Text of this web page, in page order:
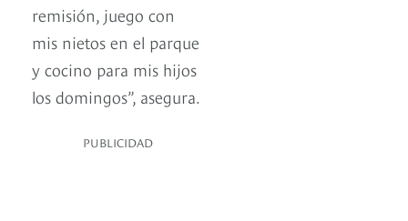
remisión, juego con
mis nietos en el parque
y cocino para mis hijos
los domingos”, asegura.
PUBLICIDAD